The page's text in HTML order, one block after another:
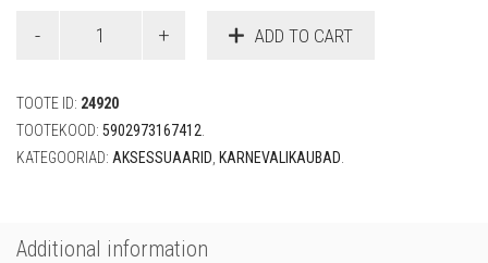
mask
2"
quantity
ADD TO CART
TOOTE ID: 24920
TOOTEKOOD: 5902973167412
KATEGOORIAD: AKSESSUAARID KARNEVALIKAUBAD
Additional information